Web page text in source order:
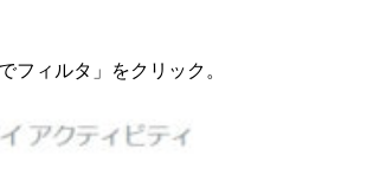
フィルタ」をクリック。